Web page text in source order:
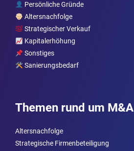
Persönliche Gründe
Altersnachfolge
Strategischer Verkauf
Kapitalerhöhung
Sonstiges
Sanierungsbedarf
Themen rund um M&A
Altersnachfolge
Strategische Firmenbeteiligung